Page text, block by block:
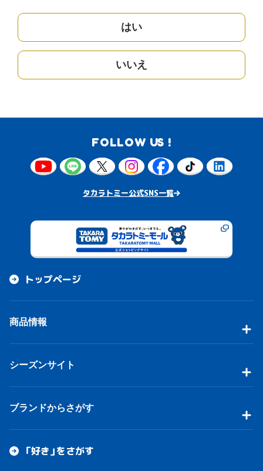
はい
いいえ
FOLLOW US !
タカラトミー公式SNS一覧
トップページ
商品情報
シーズンサイト
ブランドからさがす
「好き」をさがす